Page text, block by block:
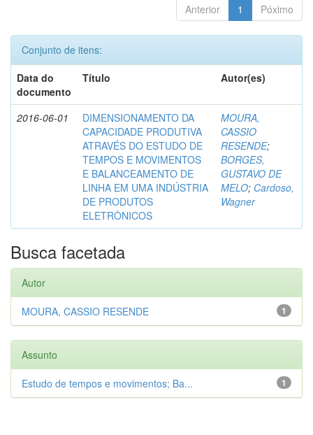
Anterior 1 Póximo
Conjunto de itens:
Data do
documento
Título Autor(es)
2016-06-01
DIMENSIONAMENTO DA
CAPACIDADE PRODUTIVA
ATRAVÉS DO ESTUDO DE
TEMPOS E MOVIMENTOS
E BALANCEAMENTO DE
LINHA EM UMA INDÚSTRIA
DE PRODUTOS
ELETRÔNICOS
MOURA,
CASSIO
RESENDE;
BORGES,
GUSTAVO DE
MELO; Cardoso,
Wagner
Busca facetada
Autor
1
MOURA, CASSIO RESENDE
Assunto
1
Estudo de tempos e movimentos; Ba...